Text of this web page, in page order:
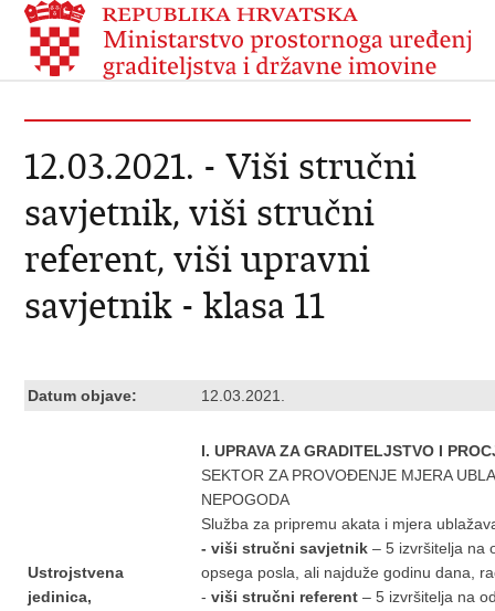
12.03.2021. - Viši stručni
savjetnik, viši stručni
referent, viši upravni
savjetnik - klasa 11
Datum objave: 12.03.2021.
Ustrojstvena
jedinica,
I. UPRAVA ZA GRADITELJSTVO I
SEKTOR ZA PROVOĐENJE MJERA
NEPOGODA
Služba za pripremu akata i mjera
- viši stručni savjetnik – 5 izvršitelja na
opsega posla, ali najduže godinu dana,
-viši stručni referent – 5 izvršitelja na